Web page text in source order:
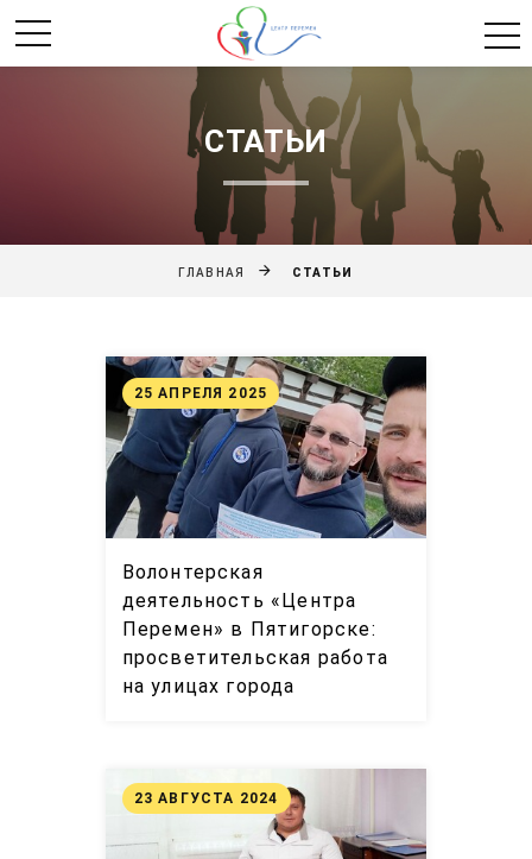
СТАТЬИ
ГЛАВНАЯ СТАТЬИ
Волонтерская
деятельность «Центра
Перемен» в Пятигорске:
просветительская работа
на улицах города
25 АПРЕЛЯ 2025
23 АВГУСТА 2024